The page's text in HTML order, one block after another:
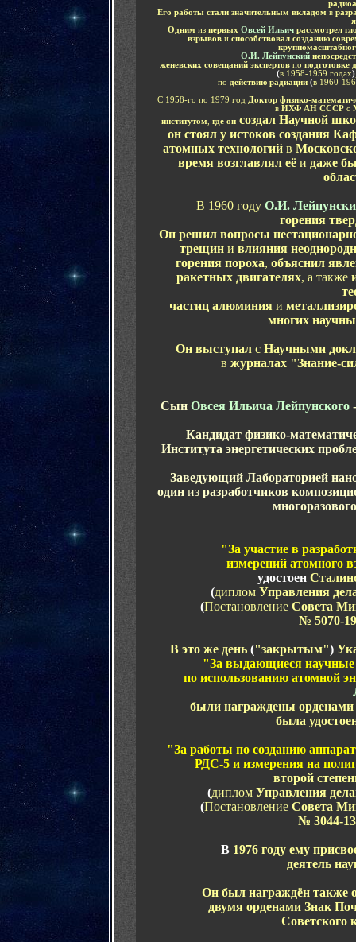
Его работы стали значительным вкладом в
Одним из первых Овсей Ильичрассмотрел
взрывов и способствовал созданию
О.И. Лейпунский
женевских совещаний экспертов по подготовке
(в 1958-1959 годах)
по действию радиации (в 1960-
С 1958-го по 1979 год Доктор физико-
в ИХФ АН СССР с
институтом где онсоздал Научной
он стоял у истоков создания
атомных технологий в
время возглавлял её и даже
В 1960 году О.И.
горения
Он решил вопросы
трещин и влияния
горения пороха, объяснил
ракетных двигателях, а также
частиц алюминия и
многих
Он выступал с Научными
в журналах "Знание-
СынОвсея Ильича Лейпунского
Кандидат физико-
Института энергетических
Заведующий Лабораторией
один из разработчиков
"За участие в
измерений атомного
удостоен
(диплом Управления
(Постановление Совета
№ 5070-
В это же день ("закрытым")
"За выдающиеся научные
по использованию атомной
были награждены
была
"За работы по созданию
РДС-5 и измерения на
второй
(диплом Управления
(Постановление Совета
№ 3044-
В 1976 году ему
деятель
Он был награждён также
двумя орденами Знак
Советского